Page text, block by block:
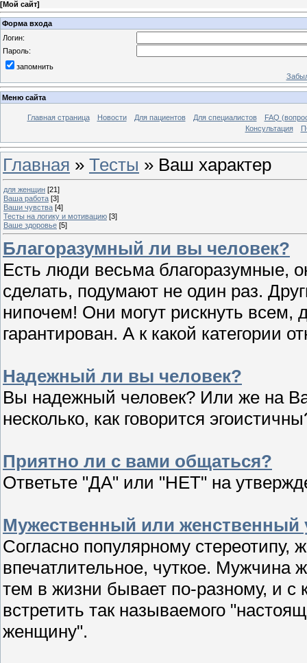
[Мой сайт]
Форма входа
Логин:
Пароль:
запомнить
Меню сайта
Главная страница Новости Для пациентов Для специалистов
FAQ
Консультация
Главная » Тесты » Ваш характер
для женщин [21]
Ваша работа [3]
Ваши чувства [4]
Тесты на логику и мотивацию [3]
Ваше здоровье [5]
Благоразумный ли вы человек?
Есть люди весьма благоразумные,
сделать, подумают не один раз.
нипочем! Они могут рискнуть всем,
гарантирован. А к какой категории
Надежный ли вы человек?
Вы надежный человек? Или же на
несколько, как говорится
Приятно ли с вами общаться?
Ответьте "ДА" или "НЕТ" на
Мужественный или женственный
Согласно популярному
впечатлительное, чуткое.
тем в жизни бывает по-разному, и
встретить так называемого
женщину".